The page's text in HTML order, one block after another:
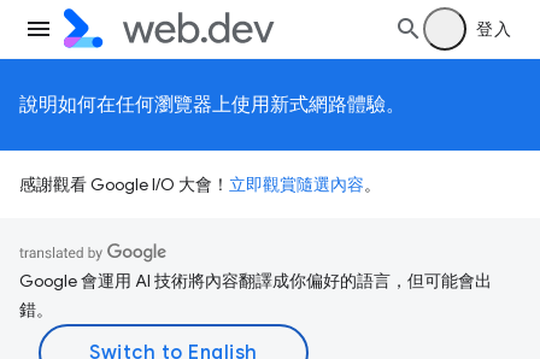
登入
說明如何在任何瀏覽器上使用新式網路體驗。
感謝觀看 Google I/O 大會！ 立即觀賞隨選內容。
Google 會運用 AI 技術將內容翻譯成你偏好的語言，但可能會出
錯。